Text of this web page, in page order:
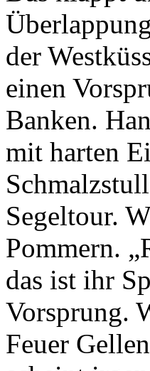
der
einen
Banken.
mit harten
Segeltour.
Pommern.
das ist ihr
Vorsprung.
Feuer